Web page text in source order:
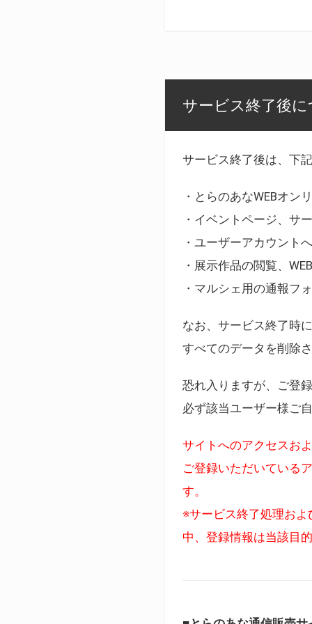
サービス終了後
サービス終了後は、下
・とらのあなWEBオン
・イベントページ、サ
・ユーザーアカウント
・展示作品の閲覧、
・マルシェ用の通報フ
なお、サービス終了時
すべてのデータを削除
恐れ入りますが、ご登
必ず該当ユーザー様ご
サイトへのアクセスお
ご登録いただいている
す。
※サービス終了処理お
中、登録情報は当該目